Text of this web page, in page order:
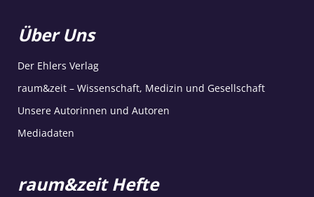
Über Uns
Der Ehlers Verlag
raum&zeit – Wissenschaft, Medizin und Gesellschaft
Unsere Autorinnen und Autoren
Mediadaten
raum&zeit Hefte